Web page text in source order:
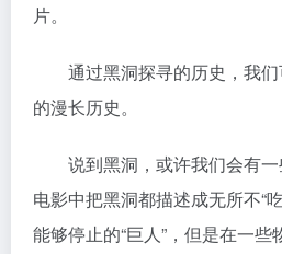
片。
通过黑洞探寻的历史，我们
的漫长历史。
说到黑洞，或许我们会有一
电影中把黑洞都描述成无所不“
能够停止的“巨人”，但是在一些